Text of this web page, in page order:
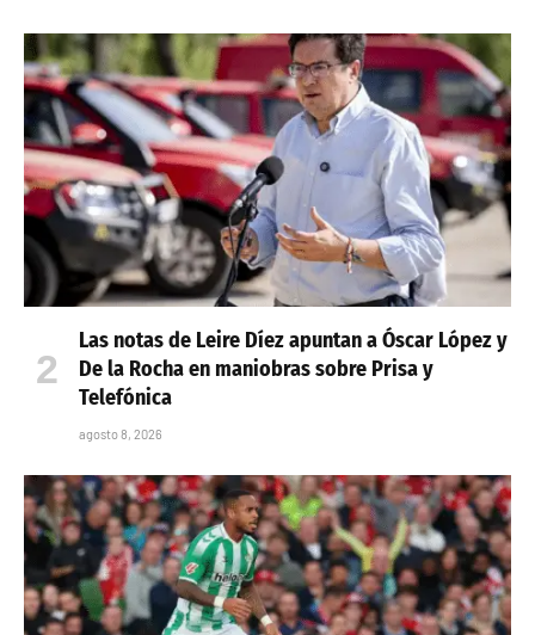
Las notas de Leire Díez apuntan a Óscar López y
De la Rocha en maniobras sobre Prisa y
Telefónica
agosto 8, 2026